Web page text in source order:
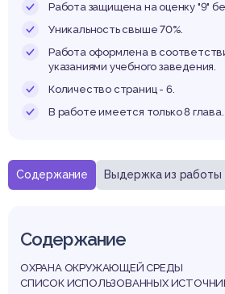
Содержание Выдержка из работы
Содержание
ОХРАНА ОКРУЖАЮЩЕЙ СРЕДЫ
СПИСОК ИСПОЛЬЗОВАННЫХ
Работа защищена на оценку "9"
Уникальность свыше 70%.
Работа оформлена в
указаниями учебного заведения.
Количество страниц - 6.
В работе имеется только 8 глава.